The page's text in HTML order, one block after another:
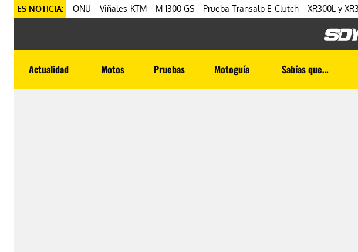
ES NOTICIA: ONU Viñales-KTM M 1300 GS Prueba Transalp E-Clutch XR300L y
Actualidad Motos Pruebas Motoguía Sabías que…